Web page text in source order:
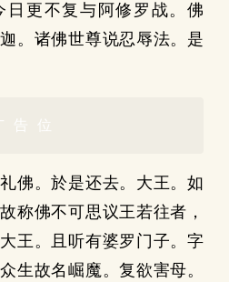
日更不复与阿修罗战。佛
。诸佛世尊说忍辱法。是
告位
佛。於是还去。大王。如
称佛不可思议王若往者，
王。且听有婆罗门子。字
生故名崛魔。复欲害母。